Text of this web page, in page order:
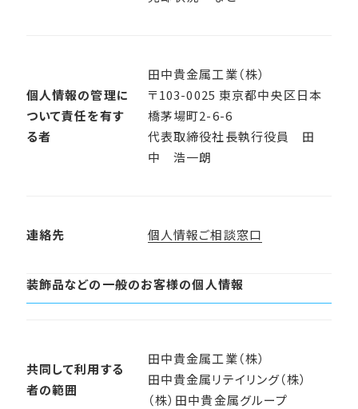
個人情報の管理に
ついて責任を有す
る者
田中貴金属工業（株）
〒103-0025 東京都中央区日本
橋茅場町2-6-6
代表取締役社長執行役員 田
中 浩一朗
連絡先 個人情報ご相談窓口
装飾品などの一般のお客様の個人情報
共同して利用する
者の範囲
田中貴金属工業（株）
田中貴金属リテイリング（株）
（株）田中貴金属グループ